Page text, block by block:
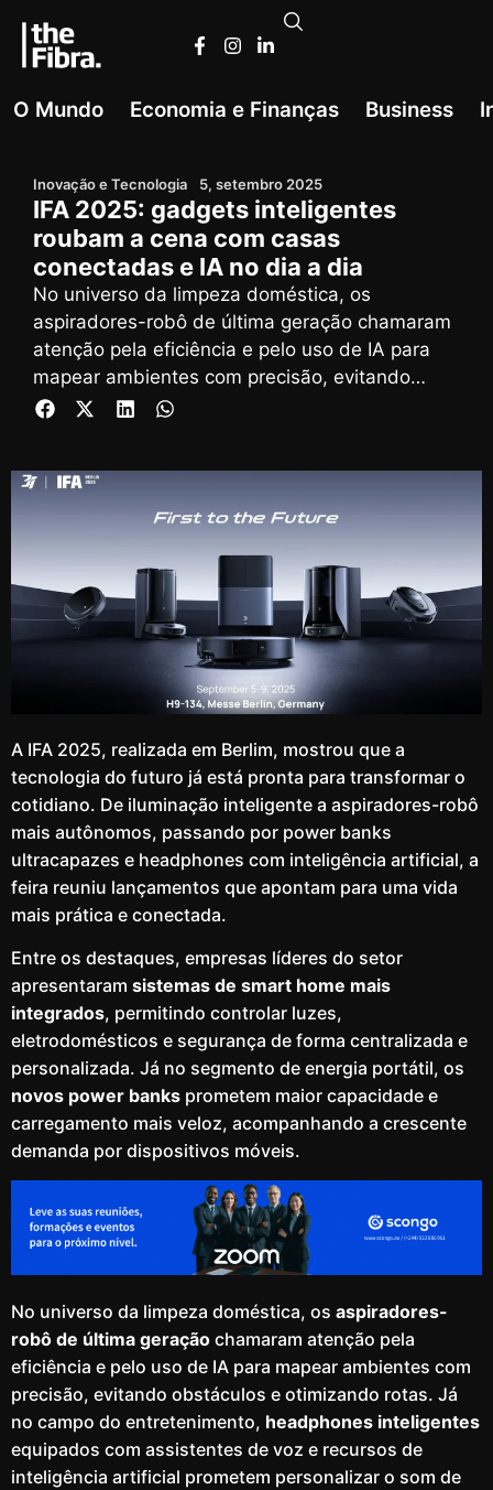
O Mundo Economia e Finanças Business
Inovação e Tecnologia 5, setembro 2025
IFA 2025: gadgets inteligentes
roubam a cena com casas
conectadas e IA no dia a dia
No universo da limpeza doméstica, os
aspiradores-robô de última geração chamaram
atenção pela eficiência e pelo uso de IA para
mapear ambientes com precisão, evitando
obstáculos e otimizando rotas.
A IFA 2025, realizada em Berlim, mostrou que a
tecnologia do futuro já está pronta para transformar o
cotidiano. De iluminação inteligente a aspiradores-robô
mais autônomos, passando por power banks
ultracapazes e headphones com inteligência artificial, a
feira reuniu lançamentos que apontam para uma vida
mais prática e conectada.
Entre os destaques, empresas líderes do setor
apresentaram sistemas de smart home mais
integrados, permitindo controlar luzes,
eletrodomésticos e segurança de forma centralizada e
personalizada. Já no segmento de energia portátil, os
novos power banks prometem maior capacidade e
carregamento mais veloz, acompanhando a crescente
demanda por dispositivos móveis.
No universo da limpeza doméstica, os aspiradores-
robô de última geração chamaram atenção pela
eficiência e pelo uso de IA para mapear ambientes com
precisão, evitando obstáculos e otimizando rotas. Já
no campo do entretenimento, headphones inteligentes
equipados com assistentes de voz e recursos de
inteligência artificial prometem personalizar o som de